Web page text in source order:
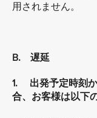
用されません。
B. 遅延
1. 出発予定時刻
合、お客様は以下